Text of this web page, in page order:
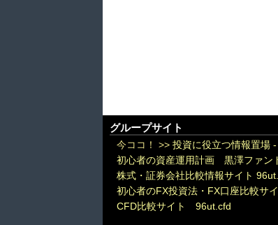
グループサイト
今ココ！ >> 投資に役立つ情報置場
初心者の資産運用計画 黒澤ファン
株式・証券会社比較情報サイト
初心者のFX投資法・FX口座比較サ
CFD比較サイト 96ut.cfd